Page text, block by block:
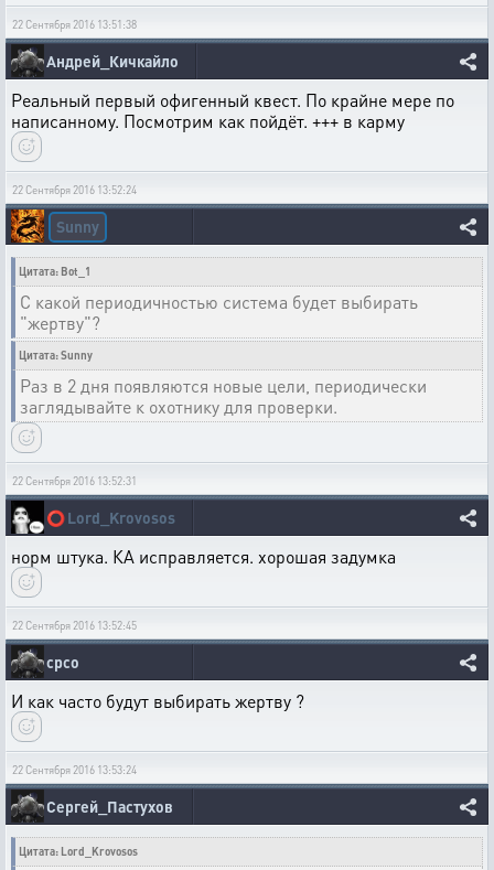
22 Сентября 2016 13:51:38
Андрей_Кичкайло
Реальный первый офигенный квест. По крайне мере по
написанному. Посмотрим как пойдёт. +++ в карму
22 Сентября 2016 13:52:24
Sunny
Цитата: Bot_1
С какой периодичностью система будет выбирать
"жертву"?
Цитата: Sunny
Раз в 2 дня появляются новые цели, периодически
заглядывайте к охотнику для проверки.
22 Сентября 2016 13:52:31
⭕Lord_Krovosos
норм штука. КА исправляется. хорошая задумка
22 Сентября 2016 13:52:45
срсо
И как часто будут выбирать жертву ?
22 Сентября 2016 13:53:24
Сергей_Пастухов
Цитата: Lord_Krovosos